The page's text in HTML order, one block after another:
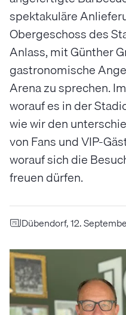
spektakuläre
Obergeschoss des
Anlass, mit Günther
gastronomische
Arena zu sprechen.
worauf es in der
wie wir den
von Fans und VIP-
worauf sich die
freuen dürfen.
Dübendorf, 12.